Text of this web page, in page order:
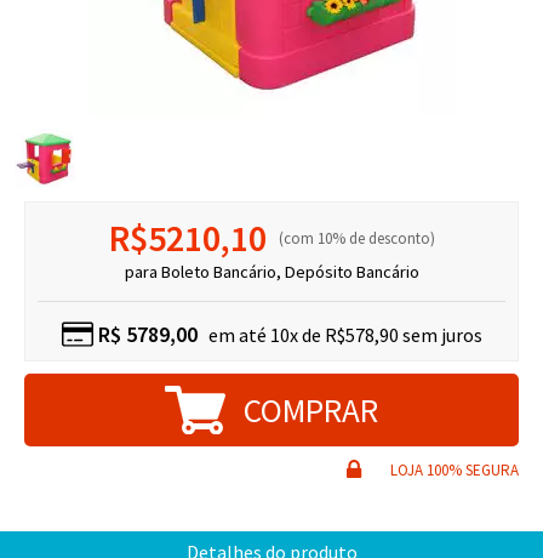
10% de desconto
para Boleto Bancário, Depósito Bancário
R$5210,10
R$ 5789,00 10x de R$578,90